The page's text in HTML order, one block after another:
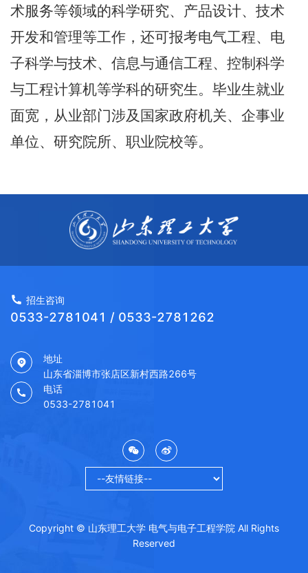
术服务等领域的科学研究、产品设计、技术
开发和管理等工作，还可报考电气工程、电
子科学与技术、信息与通信工程、控制科学
与工程计算机等学科的研究生。毕业生就业
面宽，从业部门涉及国家政府机关、企事业
单位、研究院所、职业院校等。
招生咨询
0533-2781041 / 0533-2781262
地址
山东省淄博市张店区新村西路266号
电话
0533-2781041
Copyright © 山东理工大学 电气与电子工程学院 All Rights
Reserved